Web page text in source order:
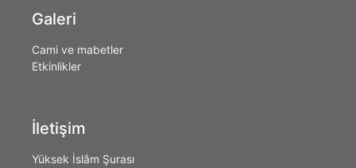
Galeri
Cami ve mabetler
Etkinlikler
İletişim
Yüksek İslâm Şurası